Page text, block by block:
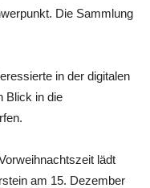
Die Sammlung
in der digitalen
Blick in die
lädt
am 15. Dezember